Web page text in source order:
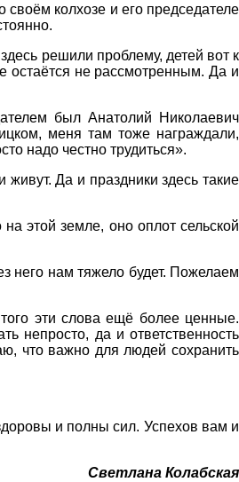
колхозе и его председателе
решили проблему, детей вот к
остаётся не рассмотренным. Да и
был Анатолий Николаевич
меня там тоже награждали,
надо честно трудиться».
Да и праздники здесь такие
этой земле, оно оплот сельской
него нам тяжело будет. Пожелаем
эти слова ещё более ценные.
непросто, да и ответственность
что важно для людей сохранить
и полны сил. Успехов вам и
Светлана Колабская